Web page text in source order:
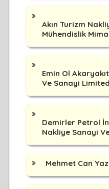
Akın Turizm
Mühendislik
Emin Ol
Ve Sanayi
Demirler Petrol
Nakliye Sanayi
Mehmet Can